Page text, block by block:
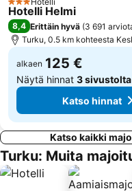
3 Tähtiluokitus
Hotelli Helmi
8,4 Erittäin hyvä (3 691
Turku, 0.5 km kohteesta
alkaen 125 €
Näytä hinnat 3 sivustolta
Katso hinnat
Katso kaikki
Turku: Muita